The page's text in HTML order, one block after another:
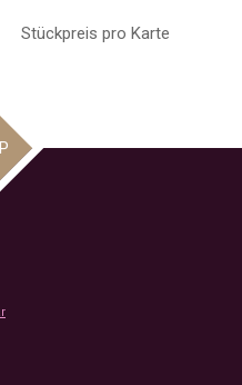
Stückpreis pro Karte